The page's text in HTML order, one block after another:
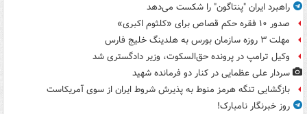
راهبرد ایران "پنتاگون" را شکست می‌دهد
صدور ۱۰ فقره حکم قصاص برای «کلثوم اکبری»
مهلت ۳ روزه سازمان بورس به هلدینگ خلیج فارس
وکیل ترامپ در پرونده حق‌السکوت، وزیر دادگستری شد
سردار علی عظمایی در کنار دو فرمانده شهید
بازگشایی تنگه هرمز منوط به پذیرش شروط ایران از سوی آمریکاست
روز خبرنگار نامبارک!